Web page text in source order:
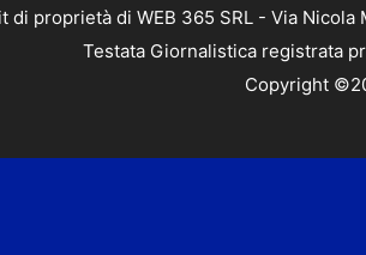
di proprietà di WEB 365 SRL - Via Nicola
Testata Giornalistica registrata
Copyright